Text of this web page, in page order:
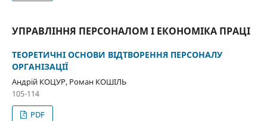
УПРАВЛІННЯ ПЕРСОНАЛОМ І ЕКОНОМІКА ПРАЦІ
ТЕОРЕТИЧНІ ОСНОВИ ВІДТВОРЕННЯ ПЕРСОНАЛУ
ОРГАНІЗАЦІЇ
Андрій КОЦУР, Роман КОШІЛЬ
105-114
PDF